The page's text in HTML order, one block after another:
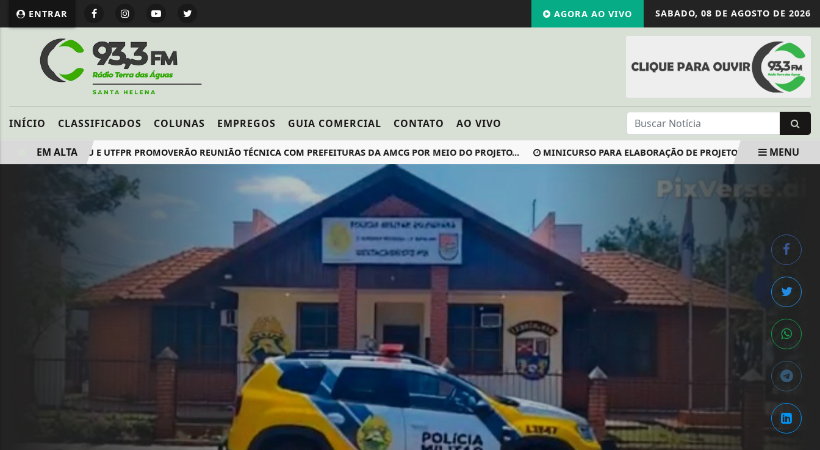
ENTRAR SABADO, 08 DE AGOSTO DE 2026
AGORA AO VIVO
INÍCIO CLASSIFICADOS COLUNAS EMPREGOS GUIA COMERCIAL CONTATO AO VIVO
AMP, ITAIPU E UTFPR PROMOVERÃO REUNIÃO TÉCNICA COM PREFEITURAS DA AMCG POR MEIO DO PROJETO... MINICURSO PARA ELABORAÇÃO DE PROJETOS CULTURAIS
EM ALTA MENU